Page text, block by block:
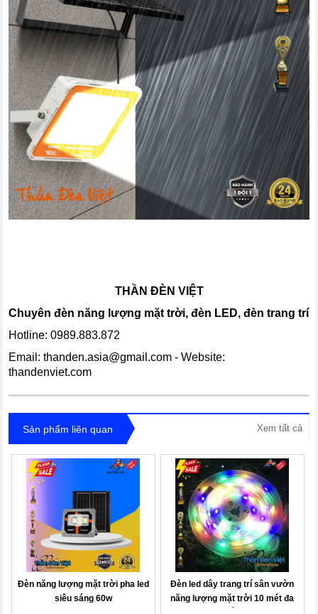
THẦN ĐÈN VIỆT
Chuyên đèn năng lượng mặt trời, đèn LED, đèn trang trí
Hotline: 0989.883.872
Email:thanden.asia@gmail.com - Website:
thandenviet.com
Sản phẩm liên quan Xem tất cả
Đèn năng lượng mặt trời pha led
siêu sáng 60w
Đèn led dây trang trí sân vườn
năng lượng mặt trời 10 mét đa